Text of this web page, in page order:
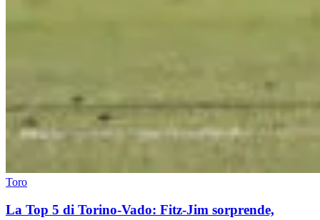
Toro
La Top 5 di Torino-Vado: Fitz-Jim sorprende,